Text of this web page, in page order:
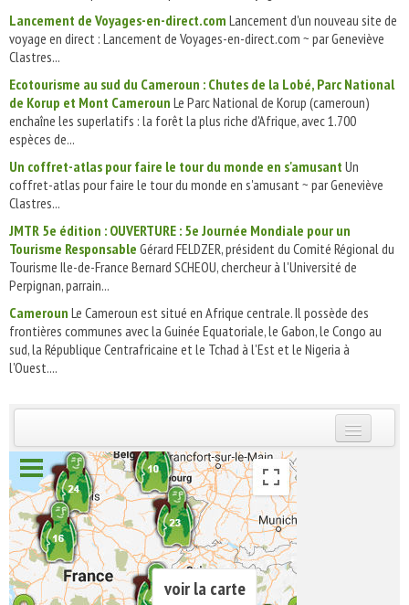
Lancement de Voyages-en-direct.com Lancement d'un nouveau site de
voyage en direct : Lancement de Voyages-en-direct.com ~ par Geneviève
Clastres...
Ecotourisme au sud du Cameroun : Chutes de la Lobé, Parc National
de Korup et Mont Cameroun Le Parc National de Korup (cameroun)
enchaîne les superlatifs : la forêt la plus riche d'Afrique, avec 1.700
espèces de...
Un coffret-atlas pour faire le tour du monde en s'amusant Un
coffret-atlas pour faire le tour du monde en s'amusant ~ par Geneviève
Clastres...
JMTR 5e édition : OUVERTURE : 5e Journée Mondiale pour un
Tourisme Responsable Gérard FELDZER, président du Comité Régional du
Tourisme Ile-de-France Bernard SCHEOU, chercheur à l'Université de
Perpignan, parrain...
Cameroun Le Cameroun est situé en Afrique centrale. Il possède des
frontières communes avec la Guinée Equatoriale, le Gabon, le Congo au
sud, la République Centrafricaine et le Tchad à l'Est et le Nigeria à
l'Ouest....
INSCRIVEZ-VOUS | ABONNEZ-VOUS
voir la carte